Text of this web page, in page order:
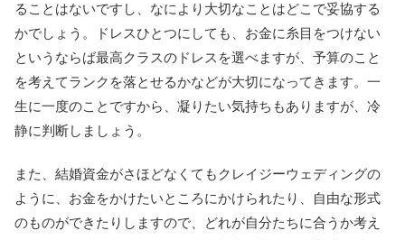
ることはないですし、なにより大切なことはどこで妥協する
かでしょう。ドレスひとつにしても、お金に糸目をつけない
というならば最高クラスのドレスを選べますが、予算のこと
を考えてランクを落とせるかなどが大切になってきます。一
生に一度のことですから、凝りたい気持ちもありますが、冷
静に判断しましょう。
また、結婚資金がさほどなくてもクレイジーウェディングの
ように、お金をかけたいところにかけられたり、自由な形式
のものができたりしますので、どれが自分たちに合うか考え